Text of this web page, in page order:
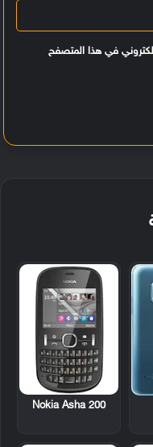
في هذا المتصفح
Nokia Asha 200